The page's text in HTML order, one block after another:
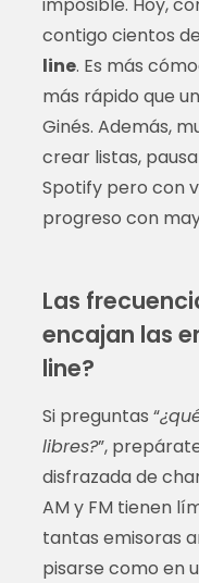
imposible. Hoy,
contigo cientos de
line. Es más
más rápido que
Ginés. Además,
crear listas,
Spotify pero con
progreso con
Las
encajan las
line?
Si preguntas “
libres?”,
disfrazada de
AM y FM tienen
tantas emisoras
pisarse como en